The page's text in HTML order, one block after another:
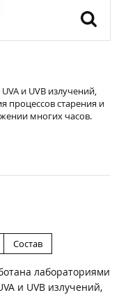
и UVB излучений,
процессов старения и
многих часов.
Состав
лабораториями
и UVB излучений,